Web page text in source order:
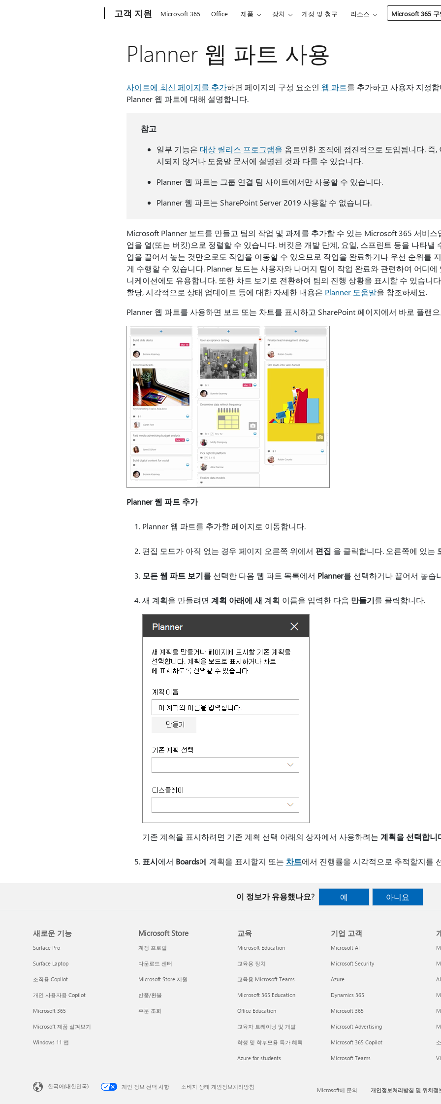
고객 지원 Microsoft 365 Office 제품 장치 계정 및 청구 리소스 Microsoft 365 구
Planner 웹 파트 사용
사이트에 최신 페이지를 추가하면 페이지의 구성 요소인 웹 파트를 추가하고 사용자 지정
Planner 웹 파트에 대해 설명합니다.
참고
일부 기능은 대상 릴리스 프로그램을 옵트인한 조직에 점진적으로 도입됩니다. 즉,
시되지 않거나 도움말 문서에 설명된 것과 다를 수 있습니다.
Planner 웹 파트는 그룹 연결 팀 사이트에서만 사용할 수 있습니다.
Planner 웹 파트는 SharePoint Server 2019 사용할 수 없습니다.
Microsoft Planner 보드를 만들고 팀의 작업 및 과제를 추가할 수 있는 Microsoft 365 서비스
업을 열(또는 버킷)으로 정렬할 수 있습니다. 버킷은 개발 단계, 요일, 스프린트 등을 나타낼
업을 끌어서 놓는 것만으로도 작업을 이동할 수 있으므로 작업을 완료하거나 우선 순위를
게 수행할 수 있습니다. Planner 보드는 사용자와 나머지 팀이 작업 완료와 관련하여 어디
니케이션에도 유용합니다. 또한 차트 보기로 전환하여 팀의 진행 상황을 표시할 수 있습니
할당, 시각적으로 상태 업데이트 등에 대한 자세한 내용은 Planner 도움말을 참조하세요.
Planner 웹 파트를 사용하면 보드 또는 차트를 표시하고 SharePoint 페이지에서 바로 플랜
Planner 웹 파트 추가
Planner 웹 파트를 추가할 페이지로 이동합니다.
편집 모드가 아직 없는 경우 페이지 오른쪽 위에서 편집 을 클릭합니다. 오른쪽에 있는
모든 웹 파트 보기를선택한 다음 웹 파트 목록에서 Planner를 선택하거나 끌어서 놓습
새 계획을 만들려면 계획 아래에 새 계획 이름을 입력한 다음 만들기를 클릭합니다.
기존 계획을 표시하려면 기존 계획 선택 아래의 상자에서 사용하려는 계획을 선택합니
표시에서 Boards에 계획을 표시할지 또는 차트에서 진행률을 시각적으로 추적할지를
이 정보가 유용했나요? 예 아니요
새로운 기능
Surface Pro
Surface Laptop
조직용 Copilot
개인 사용자용 Copilot
Microsoft 365
Microsoft 제품 살펴보기
Windows 11 앱
Microsoft Store
계정 프로필
다운로드 센터
Microsoft Store 지원
반품/환불
주문 조회
교육
Microsoft Education
교육용 장치
교육용 Microsoft Teams
Microsoft 365 Education
Office Education
교육자 트레이닝 및 개발
학생 및 학부모용 특가 혜택
Azure for students
기업 고객
Microsoft AI
Microsoft Security
Azure
Dynamics 365
Microsoft 365
Microsoft Advertising
Microsoft 365 Copilot
Microsoft Teams
한국어(대한민국) 개인 정보 선택 사항 소비자 상태 개인정보처리방침 Microsoft에 문의 개인정보처리방침 및 위치정